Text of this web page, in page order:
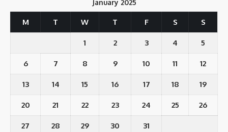
January 2025
M T W T F S S
1 2 3 4 5
6 7 8 9 10 11 12
13 14 15 16 17 18 19
20 21 22 23 24 25 26
27 28 29 30 31